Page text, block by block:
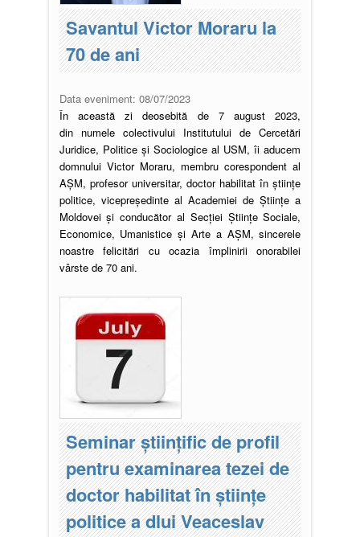
Savantul Victor Moraru la
70 de ani
Data eveniment: 08/07/2023
În această zi deosebită de 7 august 2023,
din numele colectivului Institutului de Cercetări
Juridice, Politice și Sociologice al USM, îi aducem
domnului Victor Moraru, membru corespondent al
AȘM, profesor universitar, doctor habilitat în științe
politice, vicepreședinte al Academiei de Științe a
Moldovei și conducător al Secției Științe Sociale,
Economice, Umanistice și Arte a AȘM, sincerele
noastre felicitări cu ocazia împlinirii onorabilei
vârste de 70 ani.
Seminar științific de profil
pentru examinarea tezei de
doctor habilitat în științe
politice a dlui Veaceslav